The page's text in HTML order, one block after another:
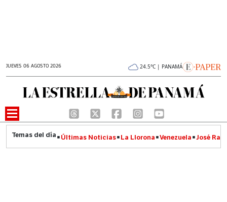
JUEVES 06 AGOSTO 2026 24.5°C | PANAMÁ
Últimas Noticias La Llorona Venezuela José